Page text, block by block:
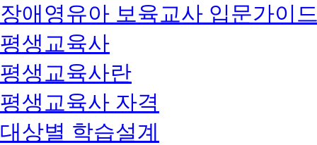
장애영유아 보육교사 입문가이
평생교육사
평생교육사란
평생교육사 자격
대상별 학습설계